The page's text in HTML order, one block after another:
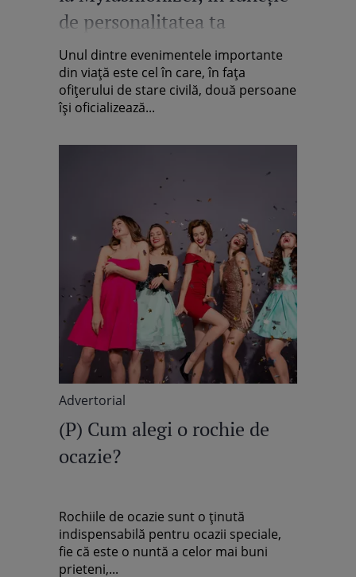
de personalitatea ta
Unul dintre evenimentele importante
din viaţă este cel în care, în faţa
ofiţerului de stare civilă, două persoane
îşi oficializează...
Advertorial
(P) Cum alegi o rochie de
ocazie?
Rochiile de ocazie sunt o ținută
indispensabilă pentru ocazii speciale,
fie că este o nuntă a celor mai buni
prieteni,...